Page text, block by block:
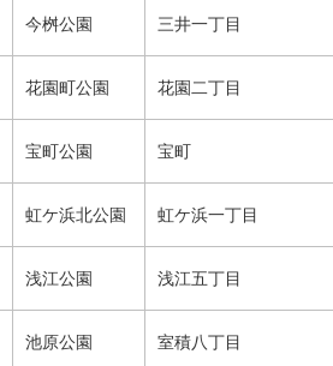
今桝公園 三井一丁目
花園町公園 花園二丁目
宝町公園 宝町
虹ケ浜北公園 虹ケ浜一丁目
浅江公園 浅江五丁目
池原公園 室積八丁目